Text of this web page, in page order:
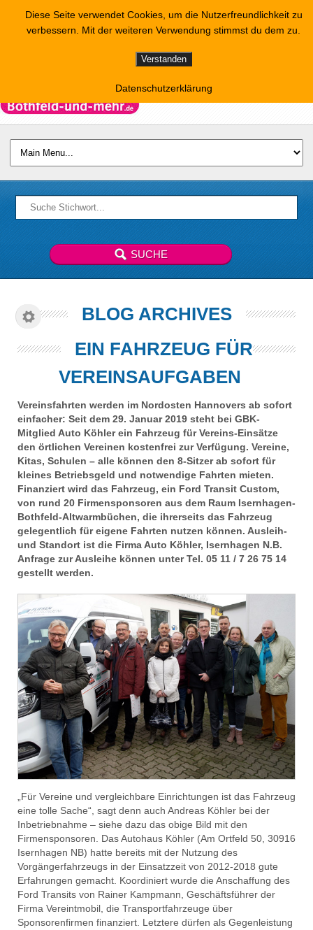
BLOG ARCHIVES
EIN FAHRZEUG FÜR
VEREINSAUFGABEN
Vereinsfahrten werden im Nordosten Hannovers ab sofort
einfacher: Seit dem 29. Januar 2019 steht bei GBK-
Mitglied Auto Köhler ein Fahrzeug für Vereins-Einsätze
den örtlichen Vereinen kostenfrei zur Verfügung. Vereine,
Kitas, Schulen – alle können den 8-Sitzer ab sofort für
kleines Betriebsgeld und notwendige Fahrten mieten.
Finanziert wird das Fahrzeug, ein Ford Transit Custom,
von rund 20 Firmensponsoren aus dem Raum Isernhagen-
Bothfeld-Altwarmbüchen, die ihrerseits das Fahrzeug
gelegentlich für eigene Fahrten nutzen können. Ausleih-
und Standort ist die Firma Auto Köhler, Isernhagen N.B.
Anfrage zur Ausleihe können unter Tel. 05 11 / 7 26 75 14
gestellt werden.
„Für Vereine und vergleichbare Einrichtungen ist das Fahrzeug
eine tolle Sache“, sagt denn auch Andreas Köhler bei der
Inbetriebnahme – siehe dazu das obige Bild mit den
Firmensponsoren. Das Autohaus Köhler (Am Ortfeld 50, 30916
Isernhagen NB) hatte bereits mit der Nutzung des
Vorgängerfahrzeugs in der Einsatzzeit von 2012-2018 gute
Erfahrungen gemacht. Koordiniert wurde die Anschaffung des
Ford Transits von Rainer Kampmann, Geschäftsführer der
Firma Vereintmobil, die Transportfahrzeuge über
Sponsorenfirmen finanziert. Letztere dürfen als Gegenleistung
Diese Seite verwendet Cookies, um die Nutzerfreundlichkeit zu
verbessern. Mit der weiteren Verwendung stimmst du dem zu.
Verstanden
Datenschutzerklärung